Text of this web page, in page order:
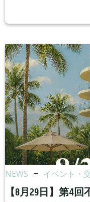
NEWS – イベント・
【8月29日】第4